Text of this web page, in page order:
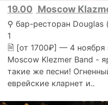
19.00 Moscow
⚲ бар-ресторан Douglas
1
🗎 [от 1700₽] — 4 ноября
Moscow Klezmer Band -
такие же песни!
еврейские кларнет и..